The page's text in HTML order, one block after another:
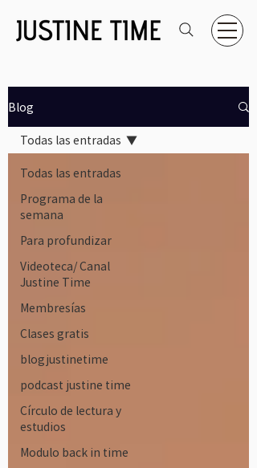
Blog
Todas las entradas
Programa de la
semana
Para profundizar
Videoteca/ Canal
Justine Time
Membresías
Clases gratis
blogjustinetime
podcast justine time
Círculo de lectura y
estudios
Modulo back in time
Todas las entradas